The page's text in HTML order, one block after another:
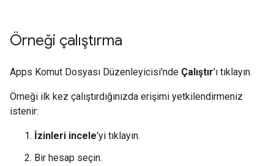
Örneği çalıştırma
Apps Komut Dosyası Düzenleyicisi'nde Çalıştır'ı tıklayın.
Örneği ilk kez çalıştırdığınızda erişimi yetkilendirmeniz
istenir:
İzinleri incele'yi tıklayın.
Bir hesap seçin.